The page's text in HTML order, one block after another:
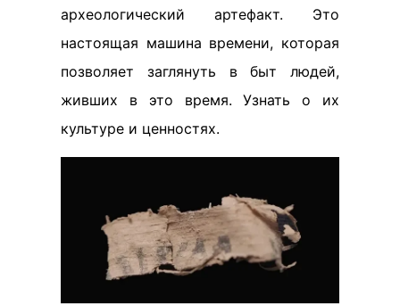
археологический артефакт. Это
настоящая машина времени, которая
позволяет заглянуть в быт людей,
живших в это время. Узнать о их
культуре и ценностях.